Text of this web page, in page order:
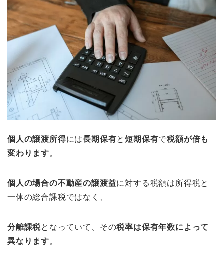
個人の譲渡所得には長期保有と短期保有で税額が倍も
変わります。
個人の場合の不動産の譲渡益に対する税額は所得税と
一体の総合課税ではなく、
分離課税となっていて、その税率は保有年数によって
異なります。